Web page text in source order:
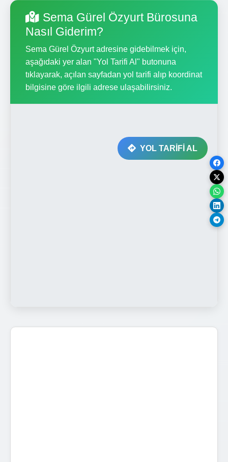
Sema Gürel Özyurt Bürosuna
Nasıl Giderim?
Sema Gürel Özyurt adresine gidebilmek için,
aşağıdaki yer alan "Yol Tarifi Al" butonuna
tıklayarak, açılan sayfadan yol tarifi alıp koordinat
bilgisine göre ilgili adrese ulaşabilirsiniz.
YOL TARİFİ AL